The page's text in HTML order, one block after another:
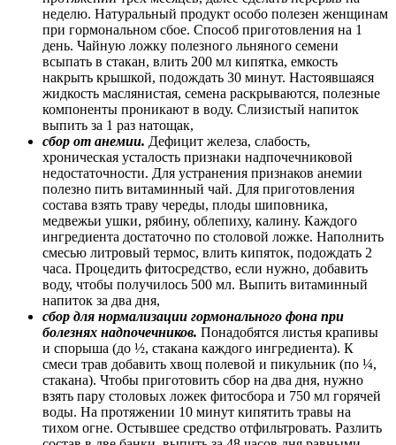
неделю. Натуральный продукт особо полезен женщинам
при гормональном сбое. Способ приготовления на 1
день. Чайную ложку полезного льняного семени
всыпать в стакан, влить 200 мл кипятка, емкость
накрыть крышкой, подождать 30 минут. Настоявшаяся
жидкость маслянистая, семена раскрываются, полезные
компоненты проникают в воду. Слизистый напиток
выпить за 1 раз натощак,
сбор от анемии. Дефицит железа, слабость,
хроническая усталость признаки надпочечниковой
недостаточности. Для устранения признаков анемии
полезно пить витаминный чай. Для приготовления
состава взять траву череды, плоды шиповника,
медвежьи ушки, рябину, облепиху, калину. Каждого
ингредиента достаточно по столовой ложке. Наполнить
смесью литровый термос, влить кипяток, подождать 2
часа. Процедить фитосредство, если нужно, добавить
воду, чтобы получилось 500 мл. Выпить витаминный
напиток за два дня,
сбор для нормализации гормонального фона при
болезнях надпочечников. Понадобятся листья крапивы
и спорыша (до ½, стакана каждого ингредиента). К
смеси трав добавить хвощ полевой и пикульник (по ¼,
стакана). Чтобы приготовить сбор на два дня, нужно
взять пару столовых ложек фитосбора и 750 мл горячей
воды. На протяжении 10 минут кипятить травы на
тихом огне. Остывшее средство отфильтровать. Разлить